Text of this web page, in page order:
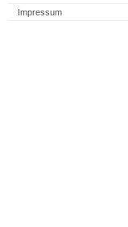
Impressum